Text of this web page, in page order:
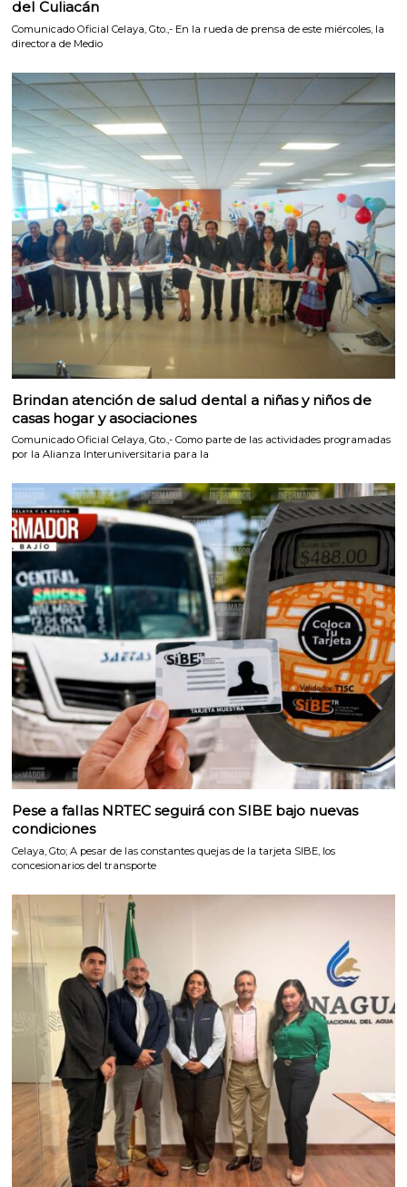
del Culiacán
Comunicado Oficial Celaya, Gto.,- En la rueda de prensa de este miércoles, la
directora de Medio
Brindan atención de salud dental a niñas y niños de
casas hogar y asociaciones
Comunicado Oficial Celaya, Gto.,- Como parte de las actividades programadas
por la Alianza Interuniversitaria para la
Pese a fallas NRTEC seguirá con SIBE bajo nuevas
condiciones
Celaya, Gto; A pesar de las constantes quejas de la tarjeta SIBE, los
concesionarios del transporte